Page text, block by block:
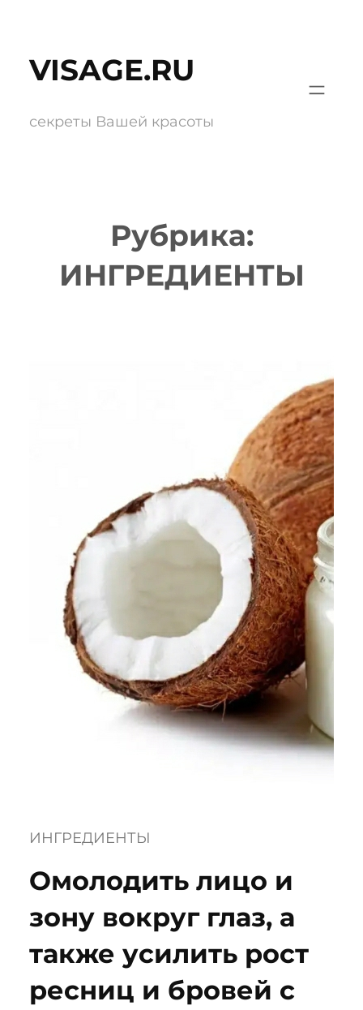
содержимому
VISAGE.RU
секреты Вашей красоты
Рубрика:
ИНГРЕДИЕНТЫ
ИНГРЕДИЕНТЫ
Омолодить лицо и
зону вокруг глаз, а
также усилить рост
ресниц и бровей с